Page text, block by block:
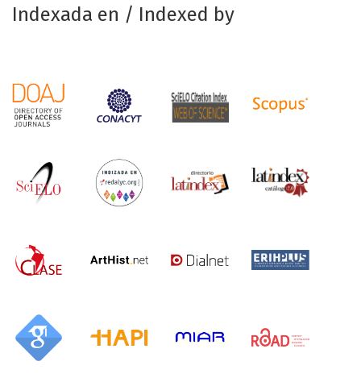
Indexada en / Indexed by